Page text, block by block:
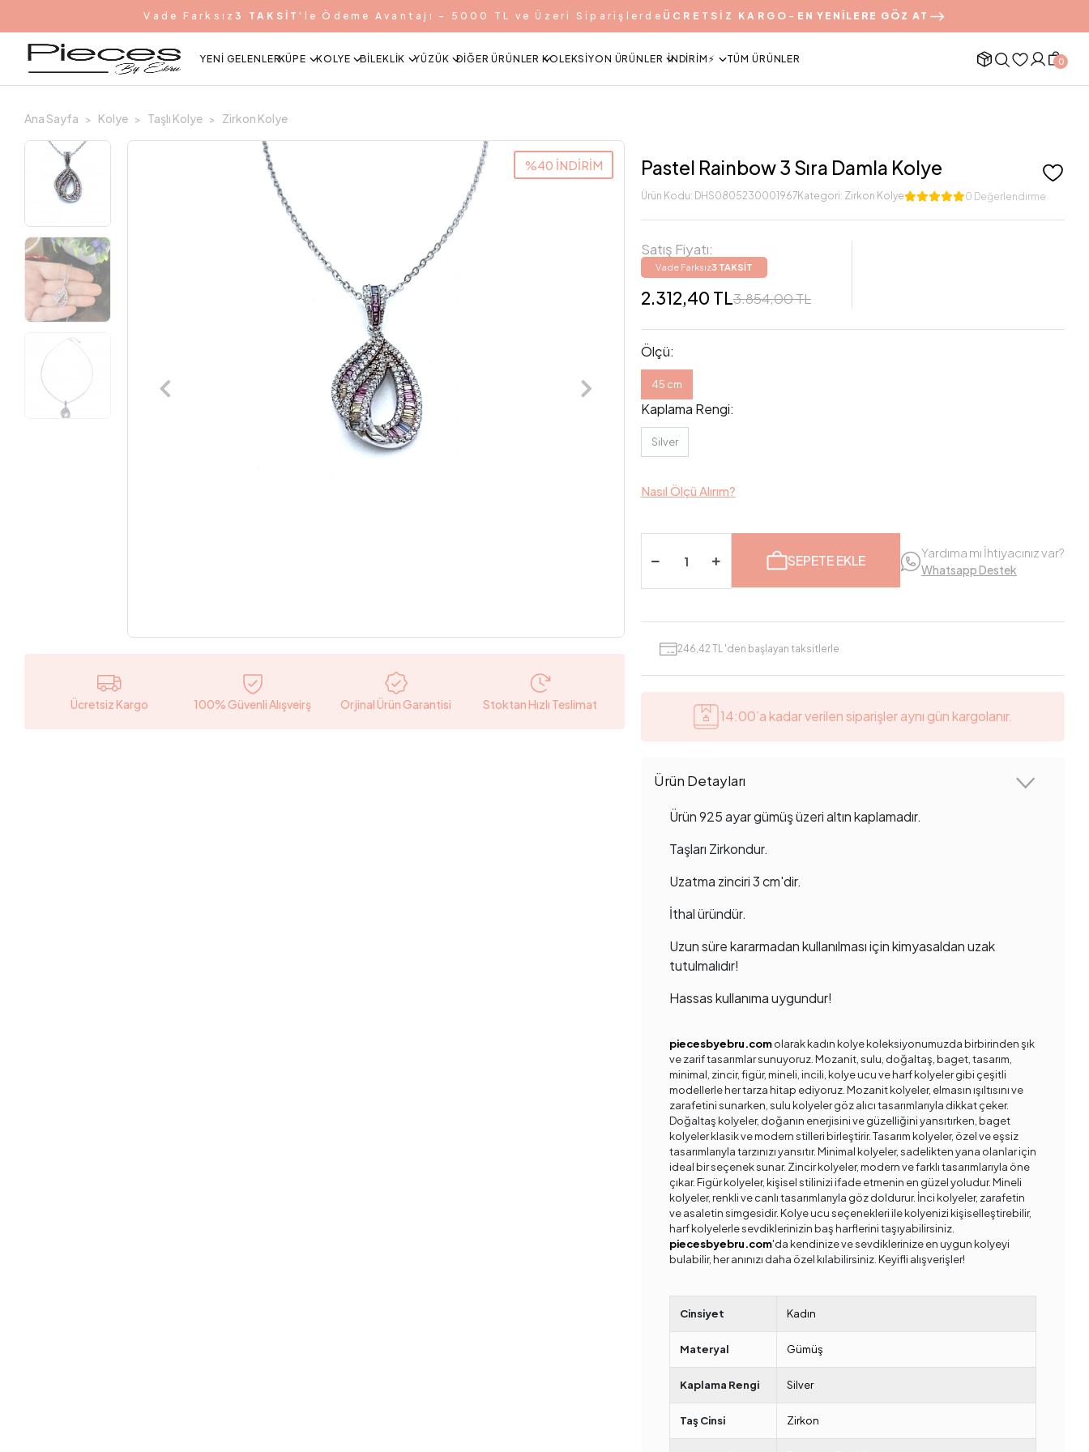
Vade Farksız 3 TAKSİT 'le Ödeme Avantajı - 5000 TL ve Üzeri Siparişlerde ÜCRETSİZ KARGO - EN YENİLERE GÖZ AT
YENI GELENLERKÜPE KOLYE BILEKLIK YÜZÜK DIĞER ÜRÜNLER KOLEKSIYON ÜRÜNLER İNDIRIM⚡️ TÜM ÜRÜNLER 0
Ana Sayfa Kolye Taşlı Kolye Zirkon Kolye
%40 İNDİRİM
Ücretsiz Kargo 100% Güvenli Alışveirş Orjinal Ürün Garantisi Stoktan Hızlı Teslimat
Pastel Rainbow 3 Sıra Damla Kolye
Ürün Kodu: DHS0805230001967Kategori: Zirkon Kolye 0 Değerlendirme
Satış Fiyatı:
Vade Farksız3 TAKSİT
2.312,40 TL3.854,00 TL
Ölçü:
45 cm
Kaplama Rengi:
Silver
Nasıl Ölçü Alırım?
SEPETE EKLE Yardıma mı İhtiyacınız var?
Whatsapp Destek
246,42 TL 'den başlayan taksitlerle
14:00’a kadar verilen siparişler aynı gün kargolanır.
Ürün Detayları
Ürün 925 ayar gümüş üzeri altın kaplamadır.
Taşları Zirkondur.
Uzatma zinciri 3 cm'dir.
İthal üründür.
Uzun süre kararmadan kullanılması için kimyasaldan uzak
tutulmalıdır!
Hassas kullanıma uygundur!
piecesbyebru.comolarak kadın kolye koleksiyonumuzda birbirinden şık
ve zarif tasarımlar sunuyoruz. Mozanit, sulu, doğaltaş, baget, tasarım,
minimal, zincir, figür, mineli, incili, kolye ucu ve harf kolyeler gibi çeşitli
modellerle her tarza hitap ediyoruz. Mozanit kolyeler, elmasın ışıltısını ve
zarafetini sunarken, sulu kolyeler göz alıcı tasarımlarıyla dikkat çeker.
Doğaltaş kolyeler, doğanın enerjisini ve güzelliğini yansıtırken, baget
kolyeler klasik ve modern stilleri birleştirir. Tasarım kolyeler, özel ve eşsiz
tasarımlarıyla tarzınızı yansıtır. Minimal kolyeler, sadelikten yana olanlar için
ideal bir seçenek sunar. Zincir kolyeler, modern ve farklı tasarımlarıyla öne
çıkar. Figür kolyeler, kişisel stilinizi ifade etmenin en güzel yoludur. Mineli
kolyeler, renkli ve canlı tasarımlarıyla göz doldurur. İnci kolyeler, zarafetin
ve asaletin simgesidir. Kolye ucu seçenekleri ile kolyenizi kişiselleştirebilir,
harf kolyelerle sevdiklerinizin baş harflerini taşıyabilirsiniz.
piecesbyebru.com'da kendinize ve sevdiklerinize en uygun kolyeyi
bulabilir, her anınızı daha özel kılabilirsiniz. Keyifli alışverişler!
Cinsiyet Kadın
Materyal Gümüş
Kaplama Rengi Silver
Taş Cinsi Zirkon